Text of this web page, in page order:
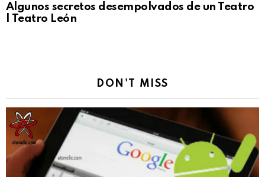
Algunos secretos desempolvados de un Teatro
| Teatro León
DON'T MISS